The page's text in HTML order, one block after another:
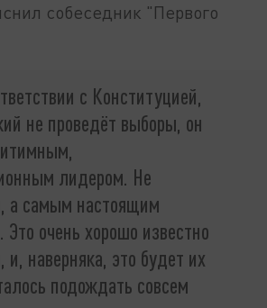
собеседник "Первого
с Конституцией,
не проведёт выборы, он
лидером. Не
а самым настоящим
Это очень хорошо известно
и, наверняка, это будет их
подождать совсем